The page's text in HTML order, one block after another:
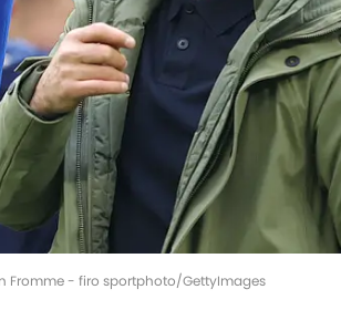
Fromme - firo sportphoto/GettyImages